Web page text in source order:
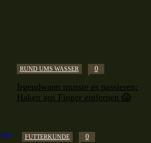
RUND UMS WASSER 0
Irgendwann musste es passieren:
Haken aus Finger entfernen 😱
FUTTERKUNDE 0